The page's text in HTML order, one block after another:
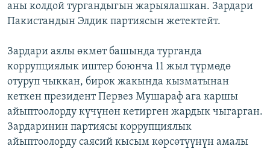
аны колдой тургандыгын жарыялашкан. Зардари
Пакистандын Элдик партиясын жетектейт.
Зардари аялы өкмөт башында турганда
коррупциялык иштер боюнча 11 жыл түрмөдө
отуруп чыккан, бирок жакында кызматынан
кеткен президент Первез Мушараф ага каршы
айыптоолорду күчүнөн кетирген жардык чыгарган.
Зардаринин партиясы коррупциялык
айыптоолорду саясий кысым көрсөтүүнүн амалы